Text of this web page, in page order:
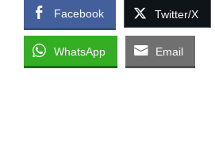
Facebook Twitter/X
WhatsApp Email